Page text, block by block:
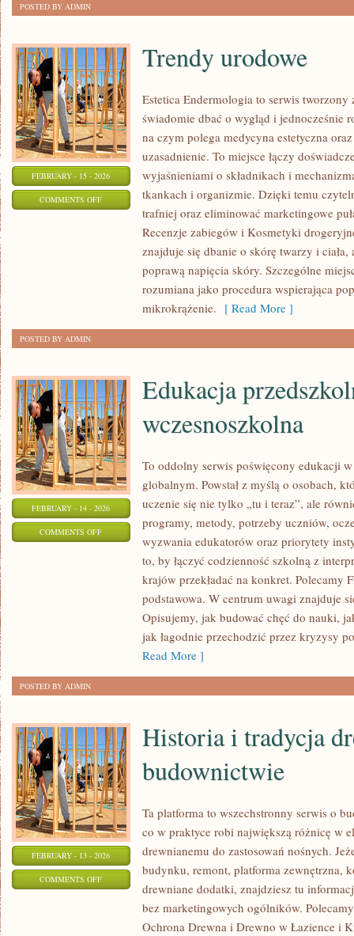
POSTED BY ADMIN
FEBRUARY - 15 - 2026
COMMENTS OFFON
Trendy urodowe
Estetica Endermologia to serwis
świadomie dbać o wygląd i jednocześnie
na czym polega medycyna estetyczna
uzasadnienie. To miejsce łączy
wyjaśnieniami o składnikach i
tkankach i organizmie. Dzięki temu
trafniej oraz eliminować marketingowe
Recenzje zabiegów i Kosmetyki
znajduje się dbanie o skórę twarzy i
poprawą napięcia skóry. Szczególne
rozumiana jako procedura wspierająca
mikrokrążenie. [ Read More ]
POSTED BY ADMIN
FEBRUARY - 14 - 2026
COMMENTS OFFON
Edukacja
wczesnoszkolna
To oddolny serwis poświęcony edukacji
globalnym. Powstał z myślą o osobach,
uczenie się nie tylko „tu i teraz”, ale
programy, metody, potrzeby uczniów,
wyzwania edukatorów oraz priorytety
to, by łączyć codzienność szkolną z
krajów przekładać na konkret. Polecamy
podstawowa. W centrum uwagi znajduje
Opisujemy, jak budować chęć do nauki,
jak łagodnie przechodzić przez kryzysy
Read More ]
POSTED BY ADMIN
FEBRUARY - 13 - 2026
COMMENTS OFFON
Historia i tradycja
budownictwie
Ta platforma to wszechstronny serwis o
co w praktyce robi największą różnicę w
drewnianemu do zastosowań nośnych.
budynku, remont, platforma zewnętrzna,
drewniane dodatki, znajdziesz tu
bez marketingowych ogólników.
Ochrona Drewna i Drewno w Łazience i